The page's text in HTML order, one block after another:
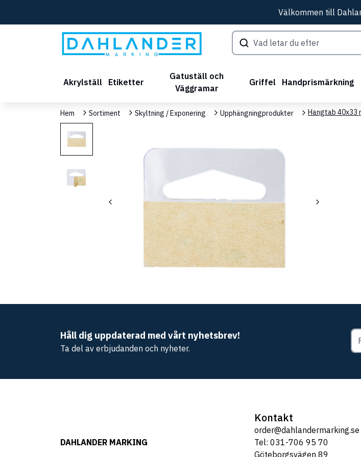
Välkommen till
Akrylställ Etiketter
Gatuställ och
Väggramar
Griffel Handprismärkning
Hem Sortiment Skyltning / Exponering Upphängningprodukter Hangtab 40x33
Håll dig uppdaterad med vårt nyhetsbrev!
Ta del av erbjudanden och nyheter.
DAHLANDER MARKING
Kontakt
order@dahlandermarking.se
Tel: 031-706 95 70
Göteborgsvägen 89